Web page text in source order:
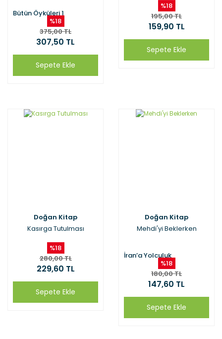
Bütün Öyküleri 1
%18
375,00 TL
307,50 TL
Sepete Ekle
%18
195,00 TL
159,90 TL
Sepete Ekle
Doğan Kitap
Kasırga Tutulması
%18
280,00 TL
229,60 TL
Sepete Ekle
Doğan Kitap
Mehdi'yi Beklerken
İran’a Yolculuk
%18
180,00 TL
147,60 TL
Sepete Ekle